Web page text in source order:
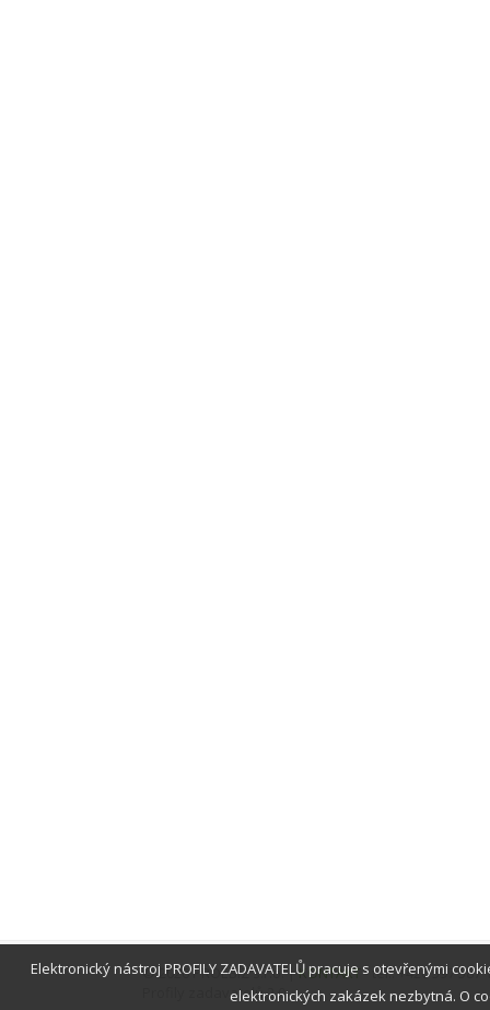
© 2026 PROEBIZ s.r.o. |KONTAKT - tel.: +420 597
Profily zadavatelů 2.0
Elektronický nástroj PROFILY ZADAVATELŮ pracuje s otevřenými
elektronických zakázek nezbytná. O